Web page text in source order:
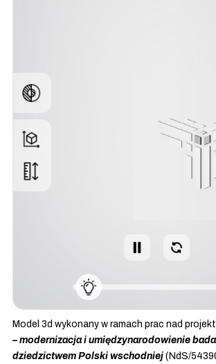
Model 3d wykonany w ramach prac nad
– modernizacja i umiędzynarodowienie
dziedzictwem Polski wschodniej (NdS/